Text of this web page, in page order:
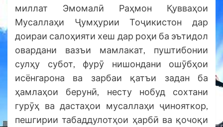
миллат Эмомалӣ Раҳмон Қувваҳои
Мусаллаҳи Ҷумҳурии Тоҷикистон дар
доираи салоҳияти хеш дар роҳи ба эътидол
овардани вазъи мамлакат, пуштибонии
сулҳу субот, фурӯ нишондани ошӯбҳои
исёнгарона ва зарбаи қатъи задан ба
ҳамлаҳои берунӣ, несту нобуд сохтани
гурӯҳ ва дастаҳои мусаллаҳи ҷинояткор,
пешгирии табаддулотҳои ҳарбӣ ва қочоқи